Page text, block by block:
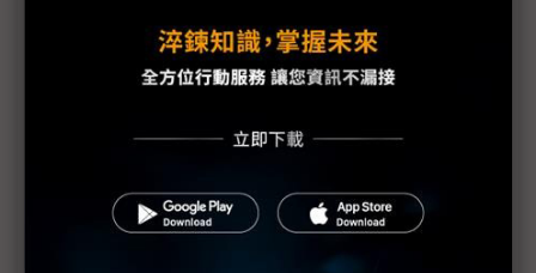
晶睿通訊AI安防解決方案 導入全新AI功能RealSight
新思科技與台積電攜手 為AI與多晶粒設計加速創新